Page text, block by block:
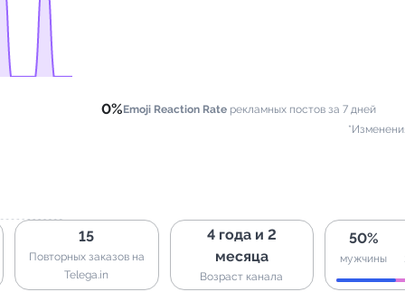
0%Emoji Reaction Rate рекламных постов за 7 дней
15
Повторных заказов на
Telega.in
4 года и 2
месяца
Возраст канала
50%
мужчины